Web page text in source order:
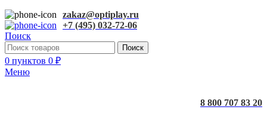
zakaz@optiplay.ru
+7 (495) 032-72-06
Поиск
Поиск
0 пунктов 0 ₽
Меню
8 800 707 83 20